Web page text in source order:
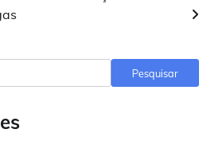
Pesquisar